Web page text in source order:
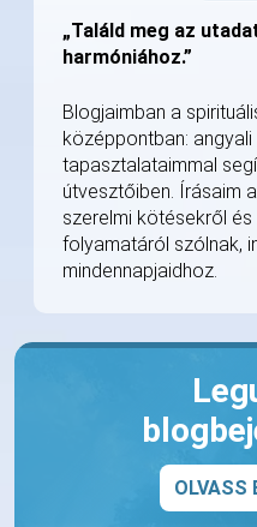
„Találd meg az
harmóniához.”
Blogjaimban a
középpontban:
tapasztalataimmal
útvesztőiben. Írásaim
szerelmi kötésekről
folyamatáról szólnak,
mindennapjaidhoz.
OLVASS